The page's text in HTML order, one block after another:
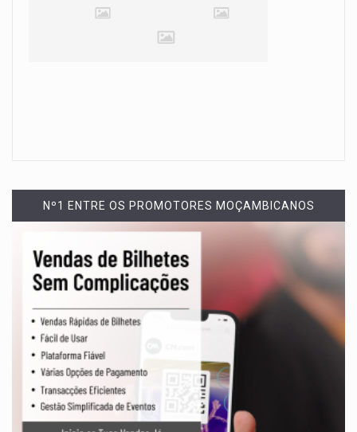
Nº1 ENTRE OS PROMOTORES MOÇAMBICANOS